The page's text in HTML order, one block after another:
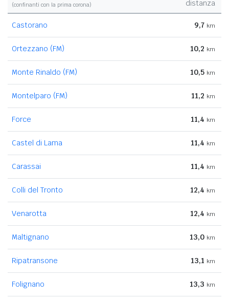
(confinanti con la prima corona) distanza
Castorano 9,7 km
Ortezzano (FM) 10,2 km
Monte Rinaldo (FM) 10,5 km
Montelparo (FM) 11,2 km
Force 11,4 km
Castel di Lama 11,4 km
Carassai 11,4 km
Colli del Tronto 12,4 km
Venarotta 12,4 km
Maltignano 13,0 km
Ripatransone 13,1 km
Folignano 13,3 km